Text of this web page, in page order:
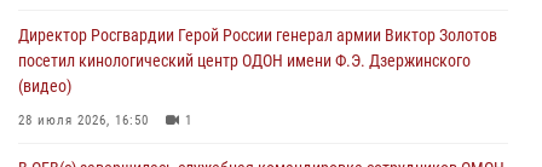
Кузнецова
4
Директор Росгвардии Герой России генерал армии Виктор Золотов
посетил кинологический центр ОДОН имени Ф.Э. Дзержинского
(видео)
28 июля 2026, 16:50 1